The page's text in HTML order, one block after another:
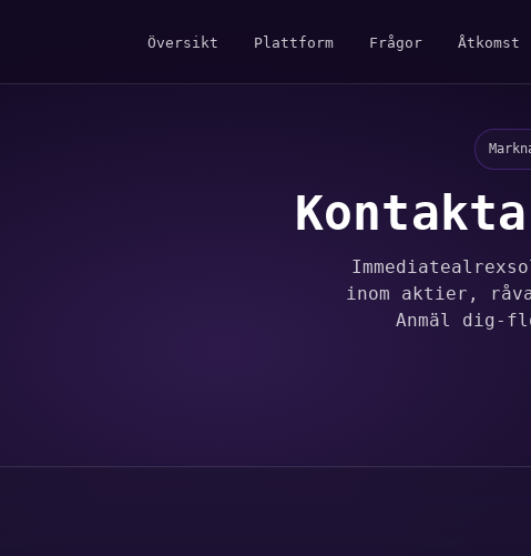
Översikt Plattform Frågor Åtkomst
inom aktier,
Anmäl dig-